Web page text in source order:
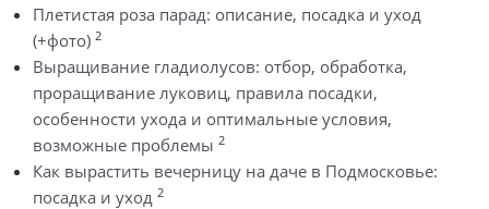
Плетистая роза парад: описание, посадка и уход
(+фото) 2
Выращивание гладиолусов: отбор, обработка,
проращивание луковиц, правила посадки,
особенности ухода и оптимальные условия,
возможные проблемы 2
Как вырастить вечерницу на даче в Подмосковье:
посадка и уход 2